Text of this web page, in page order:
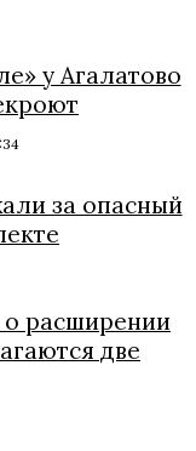
у Агалатово
за опасный
о расширении
две